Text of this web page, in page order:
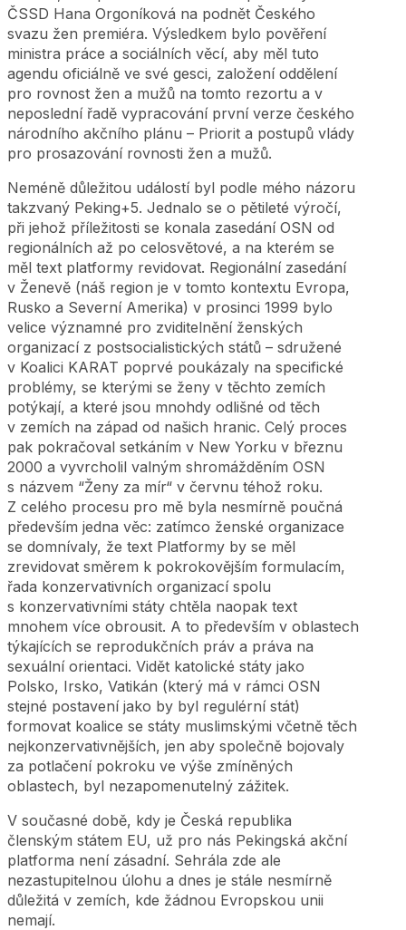
ČSSD Hana Orgoníková na podnět Českého
svazu žen premiéra. Výsledkem bylo pověření
ministra práce a sociálních věcí, aby měl tuto
agendu oficiálně ve své gesci, založení oddělení
pro rovnost žen a mužů na tomto rezortu a v
neposlední řadě vypracování první verze českého
národního akčního plánu – Priorit a postupů vlády
pro prosazování rovnosti žen a mužů.
Neméně důležitou událostí byl podle mého názoru
takzvaný Peking+5. Jednalo se o pětileté výročí,
při jehož příležitosti se konala zasedání OSN od
regionálních až po celosvětové, a na kterém se
měl text platformy revidovat. Regionální zasedání
v Ženevě (náš region je v tomto kontextu Evropa,
Rusko a Severní Amerika) v prosinci 1999 bylo
velice významné pro zviditelnění ženských
organizací z postsocialistických států – sdružené
v Koalici KARAT poprvé poukázaly na specifické
problémy, se kterými se ženy v těchto zemích
potýkají, a které jsou mnohdy odlišné od těch
v zemích na západ od našich hranic. Celý proces
pak pokračoval setkáním v New Yorku v březnu
2000 a vyvrcholil valným shromážděním OSN
s názvem “Ženy za mír“ v červnu téhož roku.
Z celého procesu pro mě byla nesmírně poučná
především jedna věc: zatímco ženské organizace
se domnívaly, že text Platformy by se měl
zrevidovat směrem k pokrokovějším formulacím,
řada konzervativních organizací spolu
s konzervativními státy chtěla naopak text
mnohem více obrousit. A to především v oblastech
týkajících se reprodukčních práv a práva na
sexuální orientaci. Vidět katolické státy jako
Polsko, Irsko, Vatikán (který má v rámci OSN
stejné postavení jako by byl regulérní stát)
formovat koalice se státy muslimskými včetně těch
nejkonzervativnějších, jen aby společně bojovaly
za potlačení pokroku ve výše zmíněných
oblastech, byl nezapomenutelný zážitek.
V současné době, kdy je Česká republika
členským státem EU, už pro nás Pekingská akční
platforma není zásadní. Sehrála zde ale
nezastupitelnou úlohu a dnes je stále nesmírně
důležitá v zemích, kde žádnou Evropskou unii
nemají.